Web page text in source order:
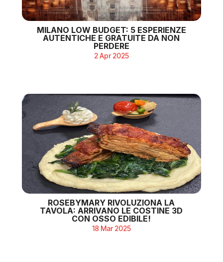
MILANO LOW BUDGET: 5 ESPERIENZE
AUTENTICHE E GRATUITE DA NON
PERDERE
2 Apr 2025
ROSEBYMARY RIVOLUZIONA LA
TAVOLA: ARRIVANO LE COSTINE 3D
CON OSSO EDIBILE!
18 Mar 2025